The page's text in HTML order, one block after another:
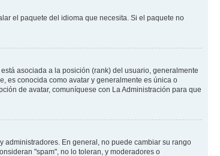
el paquete del idioma que necesita. Si el paquete no
asociada a la posición (rank) del usuario, generalmente
es conocida como avatar y generalmente es única o
de avatar, comuníquese con La Administración para que
En general, no puede cambiar su rango
"spam", no lo toleran, y moderadores o